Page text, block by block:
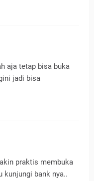
aja tetap bisa buka
jadi bisa
praktis membuka
kunjungi bank nya..